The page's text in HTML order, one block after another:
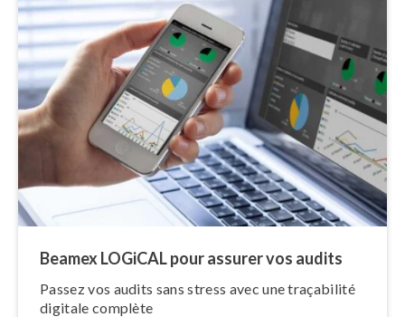
Beamex LOGiCAL pour assurer vos audits
Passez vos audits sans stress avec une traçabilité
digitale complète